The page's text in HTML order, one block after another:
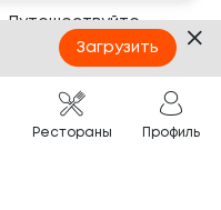
Путешествуйте
с ТОКИО-CITY
Партнёрам
Франшиза
Рестораны Профиль
Загрузить